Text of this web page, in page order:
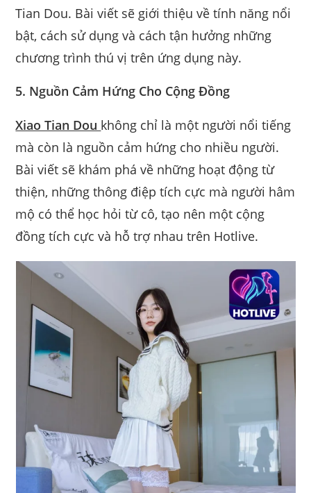
Tian Dou. Bài viết sẽ giới thiệu về tính năng nổi
bật, cách sử dụng và cách tận hưởng những
chương trình thú vị trên ứng dụng này.
5. Nguồn Cảm Hứng Cho Cộng Đồng
Xiao Tian Dou không chỉ là một người nổi tiếng
mà còn là nguồn cảm hứng cho nhiều người.
Bài viết sẽ khám phá về những hoạt động từ
thiện, những thông điệp tích cực mà người hâm
mộ có thể học hỏi từ cô, tạo nên một cộng
đồng tích cực và hỗ trợ nhau trên Hotlive.